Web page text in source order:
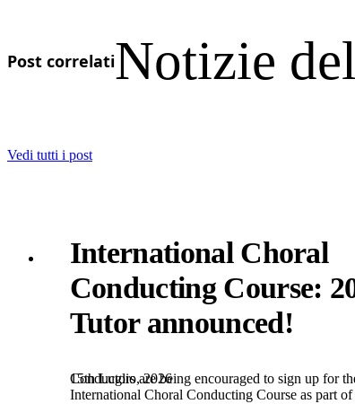
Post correlatiNotizie
Vedi tutti i post
International Choral
Conducting Course:
Tutor announced!
15th Luglio, 2026
Conductors are being encouraged to sign up for
International Choral Conducting Course as part of